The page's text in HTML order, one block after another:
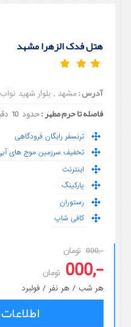
هتل فدک الزهرا مشهد
آدرس : مشهد , بلوار شهید نواب صفوی 9 , بلوار
فاصله تا حرم مطهر :حدود 10 دقیقه پیاده
ترنسفر رایگان فرودگاهی
تخفیف سرزمین موج های
اینترنت
پارکینگ
رستوران
کافی شاپ
-,000 تومان
-,000 تومان
هر شب / هر نفر / فولبرد